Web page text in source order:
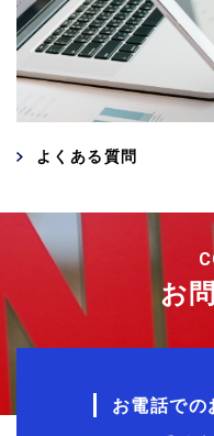
よくある質問
お
お電話での